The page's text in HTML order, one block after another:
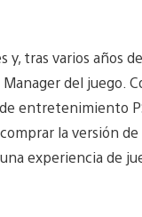
y, tras varios años
del juego.
entretenimiento
la versión de
experiencia de